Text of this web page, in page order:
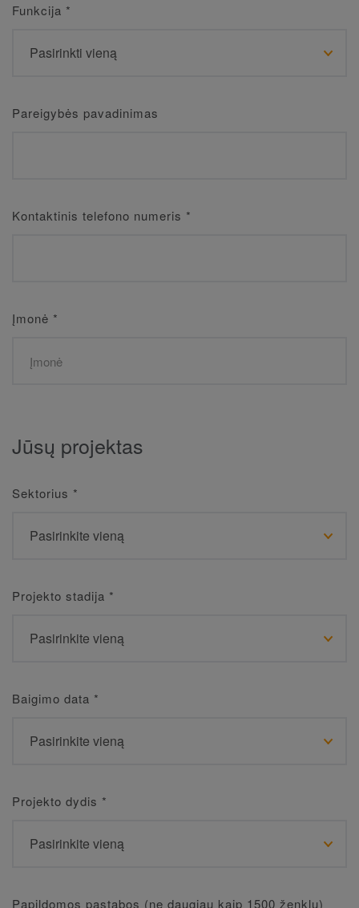
Funkcija *
Pareigybės pavadinimas
Kontaktinis telefono numeris *
Įmonė *
Jūsų projektas
Sektorius *
Projekto stadija *
Baigimo data *
Projekto dydis *
Papildomos pastabos (ne daugiau kaip 1500 ženklų)